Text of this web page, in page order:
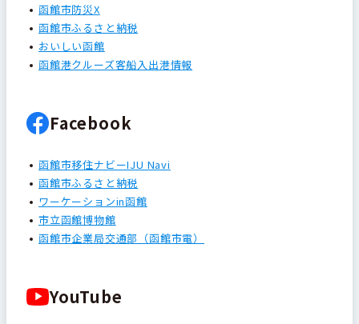
函館市防災X
函館市ふるさと納税
おいしい函館
函館港クルーズ客船入出港情報
Facebook
函館市移住ナビーIJU Navi
函館市ふるさと納税
ワーケーションin函館
市立函館博物館
函館市企業局交通部（函館市電）
YouTube